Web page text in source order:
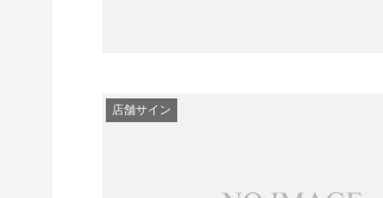
店舗サイン